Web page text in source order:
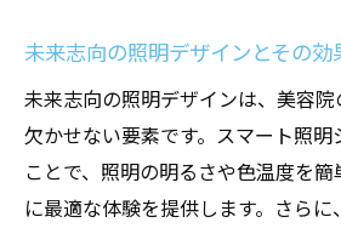
デザインとブランディン
要性
サステナブルな店舗設計
なメリット
将来の成長を見据えた柔
未来志向の照明デザインとその効
未来志向の照明デザインは、美容
欠かせない要素です。スマート照明
ことで、照明の明るさや色温度を
に最適な体験を提供します。さら